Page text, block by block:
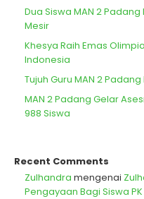
Dua Siswa MAN 2
Mesir
Khesya Raih Emas
Indonesia
Tujuh Guru MAN 2
MAN 2 Padang Gelar
988 Siswa
Recent Comments
Zulhandra mengenai
Pengayaan Bagi Siswa